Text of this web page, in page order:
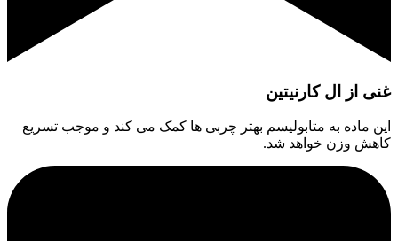
غنی از ال کارنیتین
این ماده به متابولیسم بهتر چربی ها کمک می کند و موجب تسریع
کاهش وزن خواهد شد.